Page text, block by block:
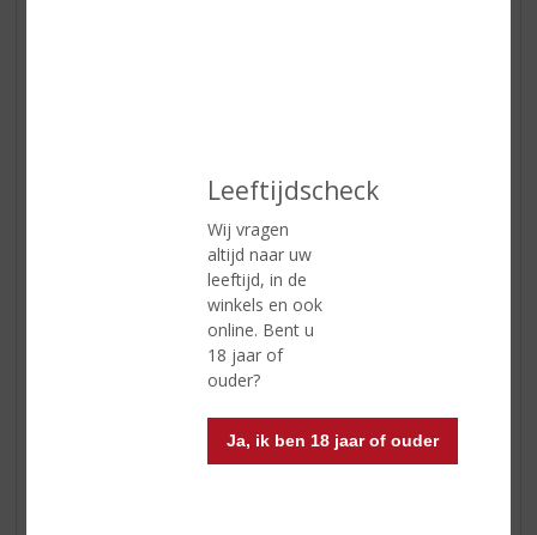
Leeftijdscheck
Wij vragen
altijd naar uw
leeftijd, in de
winkels en ook
online. Bent u
18 jaar of
ouder?
Ja, ik ben 18 jaar of ouder
Orkney
70 CL
Alcoholpercentage
43.1% vol
Single Malt
Vol & Rijk
Licht getoast eiken, citroenschil,